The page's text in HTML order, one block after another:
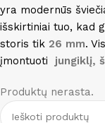
yra modernūs
išskirtiniai tuo, kad
storis tik 26 mm.
įmontuoti
jungiklį,
Produktų nerasta.